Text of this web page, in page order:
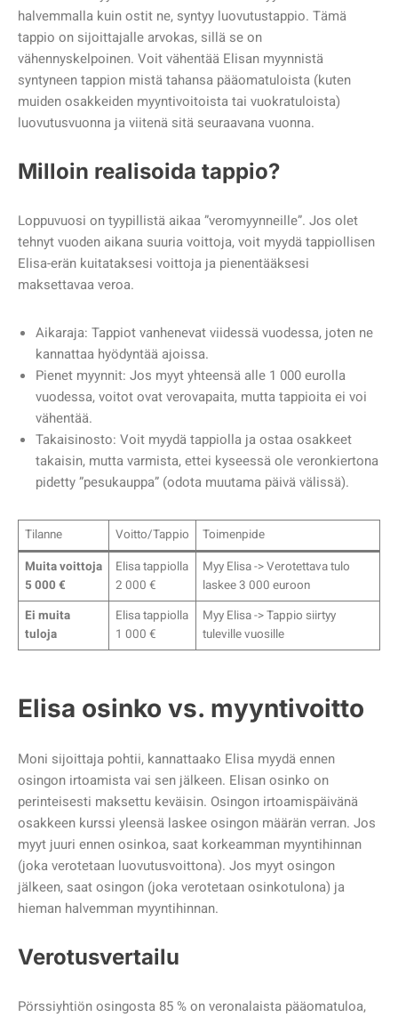
halvemmalla kuin ostit ne, syntyy luovutustappio. Tämä
tappio on sijoittajalle arvokas, sillä se on
vähennyskelpoinen. Voit vähentää Elisan myynnistä
syntyneen tappion mistä tahansa pääomatuloista (kuten
muiden osakkeiden myyntivoitoista tai vuokratuloista)
luovutusvuonna ja viitenä sitä seuraavana vuonna.
Milloin realisoida tappio?
Loppuvuosi on tyypillistä aikaa ”veromyynneille”. Jos olet
tehnyt vuoden aikana suuria voittoja, voit myydä tappiollisen
Elisa-erän kuitataksesi voittoja ja pienentääksesi
maksettavaa veroa.
Aikaraja: Tappiot vanhenevat viidessä vuodessa, joten ne
kannattaa hyödyntää ajoissa.
Pienet myynnit: Jos myyt yhteensä alle 1 000 eurolla
vuodessa, voitot ovat verovapaita, mutta tappioita ei voi
vähentää.
Takaisinosto: Voit myydä tappiolla ja ostaa osakkeet
takaisin, mutta varmista, ettei kyseessä ole veronkiertona
pidetty ”pesukauppa” (odota muutama päivä välissä).
Tilanne Voitto/Tappio
Toimenpide
Muita voittoja
5 000 €
Elisa tappiolla
2 000 €
Myy Elisa -> Verotettava tulo
laskee 3 000 euroon
Ei muita
tuloja
Elisa tappiolla
1 000 €
Myy Elisa -> Tappio siirtyy
tuleville vuosille
Elisa osinko vs. myyntivoitto
Moni sijoittaja pohtii, kannattaako Elisa myydä ennen
osingon irtoamista vai sen jälkeen. Elisan osinko on
perinteisesti maksettu keväisin. Osingon irtoamispäivänä
osakkeen kurssi yleensä laskee osingon määrän verran. Jos
myyt juuri ennen osinkoa, saat korkeamman myyntihinnan
(joka verotetaan luovutusvoittona). Jos myyt osingon
jälkeen, saat osingon (joka verotetaan osinkotulona) ja
hieman halvemman myyntihinnan.
Verotusvertailu
Pörssiyhtiön osingosta 85 % on veronalaista pääomatuloa,